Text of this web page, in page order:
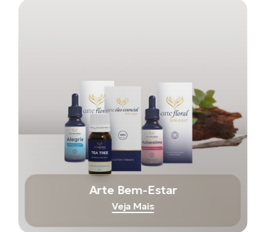
Arte Bem-Estar
Veja Mais